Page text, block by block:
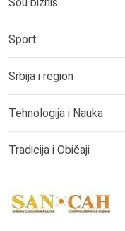
Sport
Srbija i region
Tehnologija i Nauka
Tradicija i Običaji